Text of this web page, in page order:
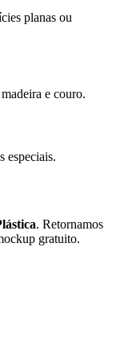
planas ou
e couro.
especiais.
. Retornamos
gratuito.